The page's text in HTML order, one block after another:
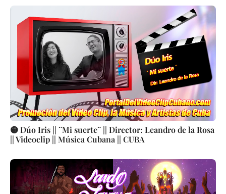
🟡 Dúo Iris || ¨Mi suerte¨ || Director: Leandro de la Rosa
|| Videoclip || Música Cubana || CUBA